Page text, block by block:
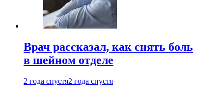
Врач рассказал, как снять боль
в шейном отделе
2 года спустя2 года спустя